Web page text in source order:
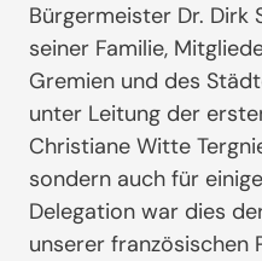
Bürgermeister Dr. Dirk
seiner Familie,
Gremien und des
unter Leitung der
Christiane Witte
sondern auch für
Delegation war dies
unserer französischen